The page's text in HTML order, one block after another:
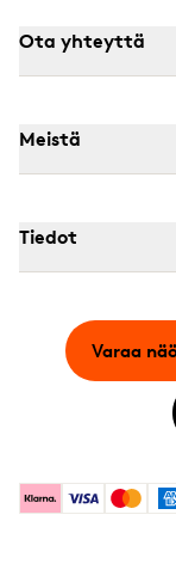
Ota yhteyttä
Meistä
Tiedot
KlarnaVisa
Varaa